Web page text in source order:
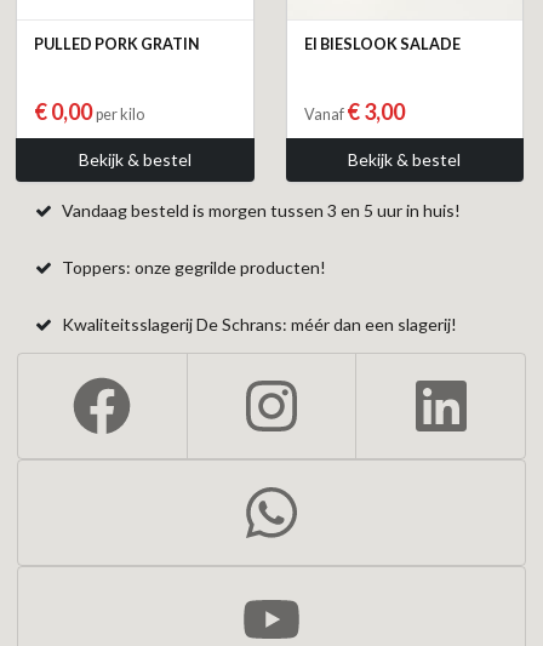
PULLED PORK GRATIN
€ 0,00per kilo
Bekijk & bestel
EI BIESLOOK SALADE
Vanaf € 3,00
Bekijk & bestel
Vandaag besteld is morgen tussen 3 en 5 uur in huis!
Toppers: onze gegrilde producten!
Kwaliteitsslagerij De Schrans: méér dan een slagerij!